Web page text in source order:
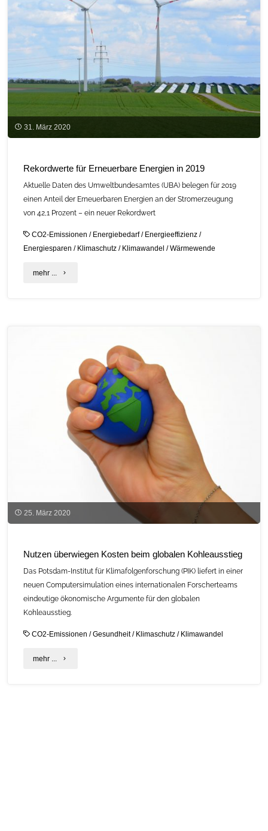
31. März 2020
Rekordwerte für Erneuerbare Energien in 2019
Aktuelle Daten des Umweltbundesamtes (UBA) belegen für 2019
einen Anteil der Erneuerbaren Energien an der Stromerzeugung
von 42,1 Prozent – ein neuer Rekordwert
CO2-Emissionen / Energiebedarf/ Energieeffizienz /
Energiesparen / Klimaschutz/ Klimawandel /Wärmewende
mehr ... "Rekordwerte
25. März 2020
Nutzen überwiegen Kosten beim globalen Kohleausstieg
Das Potsdam-Institut für Klimafolgenforschung (PIK) liefert in einer
neuen Computersimulation eines internationalen Forscherteams
eindeutige ökonomische Argumente für den globalen
Kohleausstieg.
CO2-Emissionen /Gesundheit/ Klimaschutz / Klimawandel
mehr ... "Nutzen